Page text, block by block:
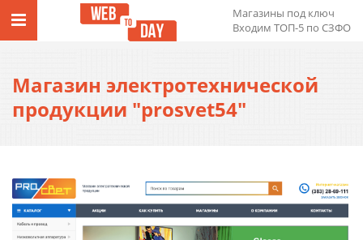
Магазины под ключ
Входим ТОП-5 по СЗФО
Магазин электротехнической
продукции "prosvet54"